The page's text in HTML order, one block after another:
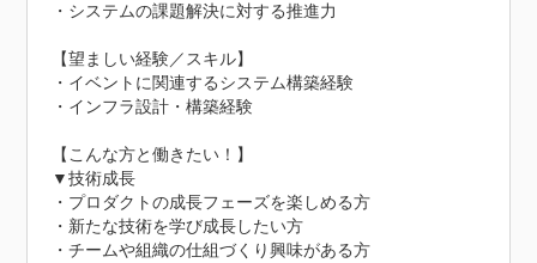
・システムの課題解決に対する推進力
【望ましい経験／スキル】
・イベントに関連するシステム構築経験
・インフラ設計・構築経験
【こんな方と働きたい！】
▼技術成長
・プロダクトの成長フェーズを楽しめる方
・新たな技術を学び成長したい方
・チームや組織の仕組づくり興味がある方